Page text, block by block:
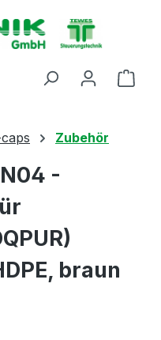
Zubehör
-
braun